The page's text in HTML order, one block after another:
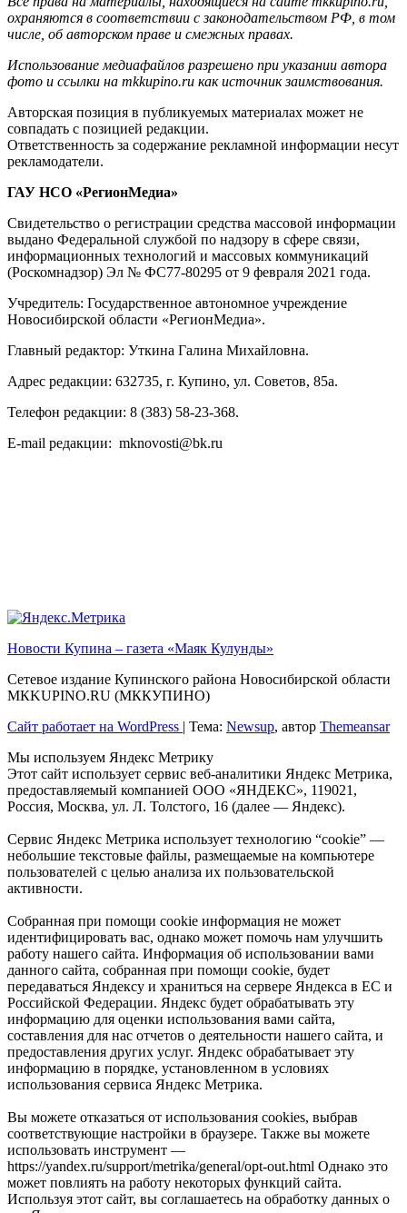
охраняются в соответствии с законодательством РФ, в том
числе, об авторском праве и смежных правах.
Использование медиафайлов разрешено при указании автора
фото и ссылки на mkkupino.ru как источник заимствования.
Авторская позиция в публикуемых материалах может не
совпадать с позицией редакции.
Ответственность за содержание рекламной информации несут
рекламодатели.
ГАУ НСО «РегионМедиа»
Свидетельство о регистрации средства массовой информации
выдано Федеральной службой по надзору в сфере связи,
информационных технологий и массовых коммуникаций
(Роскомнадзор) Эл № ФС77-80295 от 9 февраля 2021 года.
Учредитель: Государственное автономное учреждение
Новосибирской области «РегионМедиа».
Главный редактор: Уткина Галина Михайловна.
Адрес редакции: 632735, г. Купино, ул. Советов, 85а.
Телефон редакции: 8 (383) 58-23-368.
E-mail редакции: mknovosti@bk.ru
Новости Купина – газета «Маяк Кулунды»
Сетевое издание Купинского района Новосибирской области
МКKUPINO.RU (МККУПИНО)
Сайт работает на WordPress
Тема: Newsup, автор Themeansar
Мы используем Яндекс Метрику
Этот сайт использует сервис веб-аналитики Яндекс Метрика,
предоставляемый компанией ООО «ЯНДЕКС», 119021,
Россия, Москва, ул. Л. Толстого, 16 (далее — Яндекс).
Сервис Яндекс Метрика использует технологию “cookie” —
небольшие текстовые файлы, размещаемые на компьютере
пользователей с целью анализа их пользовательской
активности.
Собранная при помощи cookie информация не может
идентифицировать вас, однако может помочь нам улучшить
работу нашего сайта. Информация об использовании вами
данного сайта, собранная при помощи cookie, будет
передаваться Яндексу и храниться на сервере Яндекса в ЕС и
Российской Федерации. Яндекс будет обрабатывать эту
информацию для оценки использования вами сайта,
составления для нас отчетов о деятельности нашего сайта, и
предоставления других услуг. Яндекс обрабатывает эту
информацию в порядке, установленном в условиях
использования сервиса Яндекс Метрика.
Вы можете отказаться от использования cookies, выбрав
соответствующие настройки в браузере. Также вы можете
использовать инструмент —
https://yandex.ru/support/metrika/general/opt-out.html Однако это
может повлиять на работу некоторых функций сайта.
Используя этот сайт, вы соглашаетесь на обработку данных о